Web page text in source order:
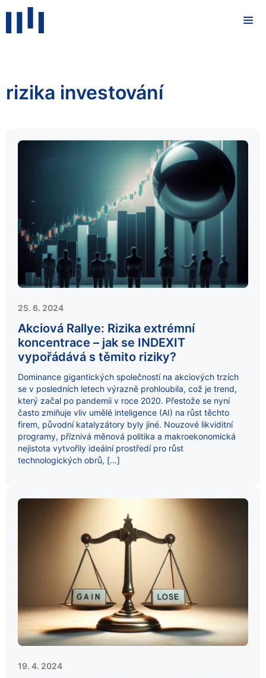
rizika investování
25. 6. 2024
Akciová Rallye: Rizika extrémní
koncentrace – jak se INDEXIT
vypořádává s těmito riziky?
Dominance gigantických společností na akciových trzích
se v posledních letech výrazně prohloubila, což je trend,
který začal po pandemii v roce 2020. Přestože se nyní
často zmiňuje vliv umělé inteligence (AI) na růst těchto
firem, původní katalyzátory byly jiné. Nouzové likviditní
programy, příznivá měnová politika a makroekonomická
nejistota vytvořily ideální prostředí pro růst
technologických obrů, […]
19. 4. 2024